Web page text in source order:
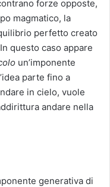
forze opposte,
magmatico, la
perfetto creato
questo caso appare
un’imponente
parte fino a
in cielo, vuole
andare nella
generativa di